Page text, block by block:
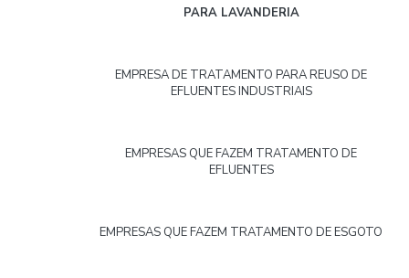
PARA LAVANDERIA
EMPRESA DE TRATAMENTO PARA REUSO DE
EFLUENTES INDUSTRIAIS
EMPRESAS QUE FAZEM TRATAMENTO DE
EFLUENTES
EMPRESAS QUE FAZEM TRATAMENTO DE ESGOTO